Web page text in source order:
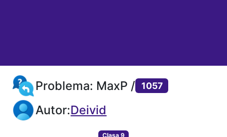
Problema: MaxP / 1057
Autor:Deivid
Clasa 9